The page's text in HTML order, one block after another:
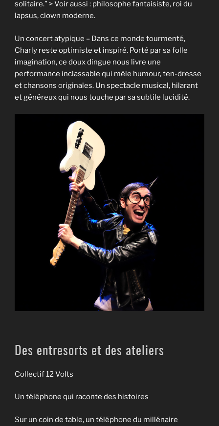
solitaire.” > Voir aussi : philosophe fantaisiste, roi du
lapsus, clown moderne.
Un concert atypique – Dans ce monde tourmenté,
Charly reste optimiste et inspiré. Porté par sa folle
imagination, ce doux dingue nous livre une
performance inclassable qui mêle humour, ten-dresse
et chansons originales. Un spectacle musical, hilarant
et généreux qui nous touche par sa subtile lucidité.
Des entresorts et des ateliers
Collectif 12 Volts
Un téléphone qui raconte des histoires
Sur un coin de table, un téléphone du millénaire